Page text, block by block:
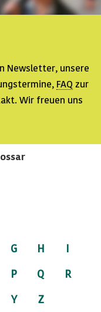
Newsletter, unsere
FAQ zur
Wir freuen uns
G H I
P Q R
Y Z